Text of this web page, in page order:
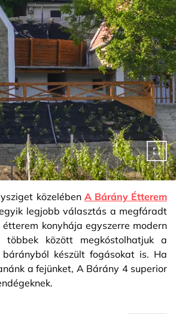
közelében A Bárány Étterem
legjobb választás a megfáradt
étterem konyhája egyszerre modern
többek között megkóstolhatjuk a
készült fogásokat is. Ha
a fejünket, A Bárány 4 superior